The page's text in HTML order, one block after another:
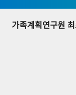
기록물 아카이브
사진 아카이브
숫자
가족계획연구원